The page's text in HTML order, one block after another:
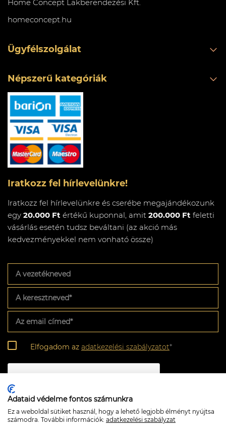
Home Concept Lakberendezési Kft.
homeconcept.hu
Ügyfélszolgálat
Népszerű kategóriák
Iratkozz fel hírlevelünkre!
Iratkozz fel hírlevelünkre és cserébe megajándékozunk
egy 20.000 Ft értékű kuponnal, amit 200.000 Ft feletti
vásárlás esetén tudsz beváltani (az akció más
kedvezményekkel nem vonható össze)
vezetékneved
keresztneved*
email
címed*
Adatkezelési
szabályzat*
Elfogadom az adatkezelési szabályzatot*
CAPTCHA
Feliratkozom
Adataid védelme fontos számunkra
Ez a weboldal sütiket használ, hogy a lehető legjobb élményt nyújtsa
számodra. További információk: adatkezelési szabályzat